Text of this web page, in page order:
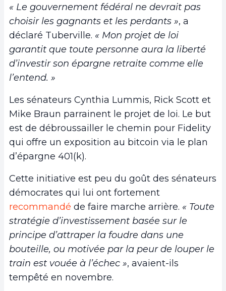
« Le gouvernement fédéral ne devrait pas
choisir les gagnants et les perdants », a
déclaré Tuberville. « Mon projet de loi
garantit que toute personne aura la liberté
d’investir son épargne retraite comme elle
l’entend. »
Les sénateurs Cynthia Lummis, Rick Scott et
Mike Braun parrainent le projet de loi. Le but
est de débroussailler le chemin pour Fidelity
qui offre un exposition au bitcoin via le plan
d’épargne 401(k).
Cette initiative est peu du goût des sénateurs
démocrates qui lui ont fortement
recommandé de faire marche arrière. « Toute
stratégie d’investissement basée sur le
principe d’attraper la foudre dans une
bouteille, ou motivée par la peur de louper le
train est vouée à l’échec », avaient-ils
tempêté en novembre.